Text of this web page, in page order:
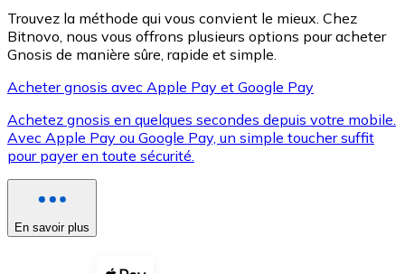
XRP
XRP
Voir toutes
Coupons crypto
Trouvez la méthode qui vous convient le mieux. Chez
Bitnovo, nous vous offrons plusieurs options pour acheter
Gnosis de manière sûre, rapide et simple.
Acheter gnosis avec Apple Pay et Google Pay
Achetez gnosis en quelques secondes depuis votre mobile.
Avec Apple Pay ou Google Pay, un simple toucher suffit
pour payer en toute sécurité.
En savoir plus